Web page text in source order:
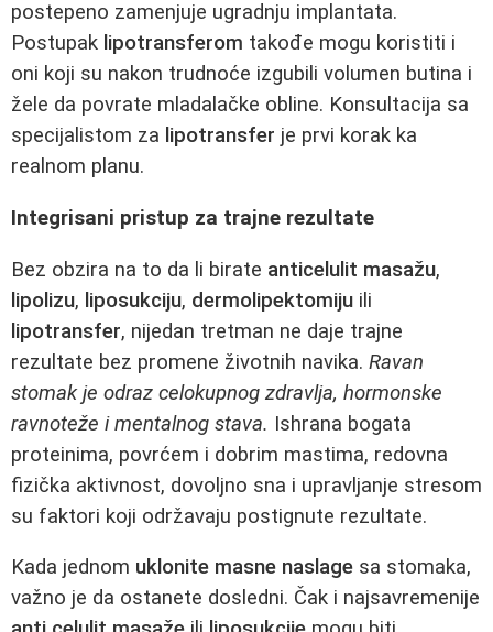
postepeno zamenjuje ugradnju implantata.
Postupak lipotransferom takođe mogu koristiti i
oni koji su nakon trudnoće izgubili volumen butina i
žele da povrate mladalačke obline. Konsultacija sa
specijalistom za lipotransfer je prvi korak ka
realnom planu.
Integrisani pristup za trajne rezultate
Bez obzira na to da li birate anticelulit masažu,
lipolizu, liposukciju, dermolipektomiju ili
lipotransfer, nijedan tretman ne daje trajne
rezultate bez promene životnih navika. Ravan
stomak je odraz celokupnog zdravlja, hormonske
ravnoteže i mentalnog stava. Ishrana bogata
proteinima, povrćem i dobrim mastima, redovna
fizička aktivnost, dovoljno sna i upravljanje stresom
su faktori koji održavaju postignute rezultate.
Kada jednom uklonite masne naslage sa stomaka,
važno je da ostanete dosledni. Čak i najsavremenije